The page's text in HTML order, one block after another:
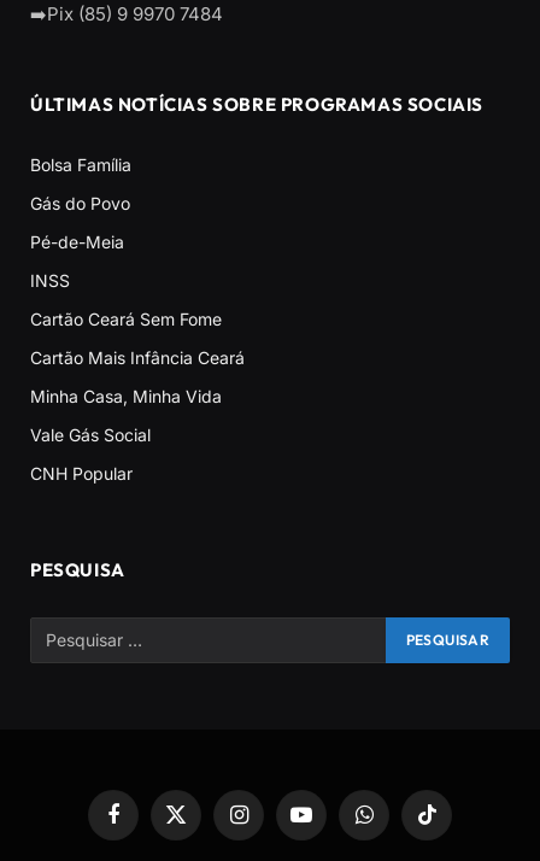
➡️Pix (85) 9 9970 7484
ÚLTIMAS NOTÍCIAS SOBRE PROGRAMAS SOCIAIS
Bolsa Família
Gás do Povo
Pé-de-Meia
INSS
Cartão Ceará Sem Fome
Cartão Mais Infância Ceará
Minha Casa, Minha Vida
Vale Gás Social
CNH Popular
PESQUISA
Facebook
X
(Twitter)
InstagramYouTubeWhatsAppTikTok